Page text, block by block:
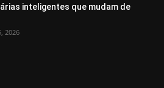
inteligentes que mudam de
2026